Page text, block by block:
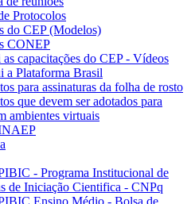
Protocolos
do CEP (Modelos)
CONEP
as capacitações do CEP - Vídeos
a Plataforma Brasil
para assinaturas da folha de rosto
que devem ser adotados para
ambientes virtuais
- Programa Institucional de
de Iniciação Cientifica - CNPq